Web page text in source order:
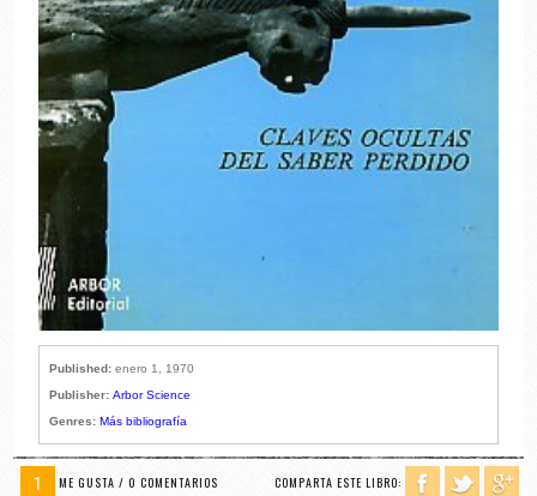
Published: enero 1, 1970
Publisher: Arbor Science
Genres: Más bibliografía
1 ME GUSTA / 0 COMENTARIOS COMPARTA ESTE LIBRO: